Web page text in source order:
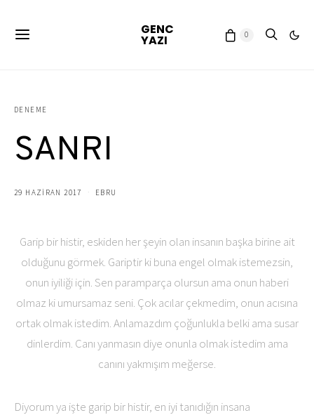
GENC
YAZI 0
DENEME
SANRI
29 HAZIRAN 2017 EBRU
Garip bir histir, eskiden her şeyin olan insanın başka birine ait
olduğunu görmek. Gariptir ki buna engel olmak istemezsin,
onun iyiliği için. Sen paramparça olursun ama onun haberi
olmaz ki umursamaz seni. Çok acılar çekmedim, onun acısına
ortak olmak istedim. Anlamazdım çoğunlukla belki ama susar
dinlerdim. Canı yanmasın diye onunla olmak istedim ama
canını yakmışım meğerse.
Diyorum ya işte garip bir histir, en iyi tanıdığın insana